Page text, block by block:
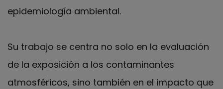
epidemiología ambiental.
Su trabajo se centra no solo en la evaluación
de la exposición a los contaminantes
atmosféricos, sino también en el impacto que